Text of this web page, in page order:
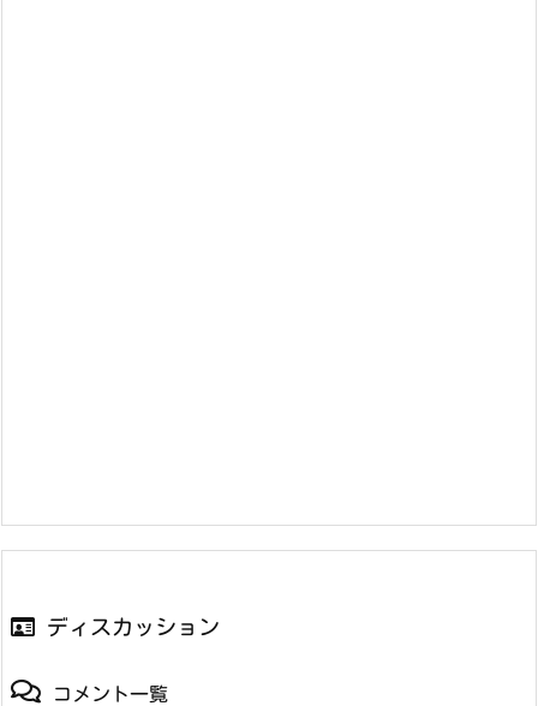
ディスカッション
コメント一覧